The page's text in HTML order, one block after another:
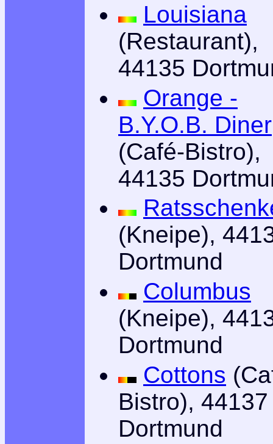
Louisiana
(Restaurant),
44135
Orange -
B.Y.O.B. Diner
(Café-Bistro),
44135
(Kneipe),
Dortmund
Columbus
(Kneipe),
Dortmund
Cottons
Bistro), 44137
Dortmund